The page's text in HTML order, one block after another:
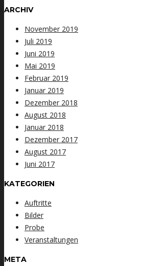
ARCHIV
November 2019
Juli 2019
Juni 2019
Mai 2019
Februar 2019
Januar 2019
Dezember 2018
August 2018
Januar 2018
Dezember 2017
August 2017
Juni 2017
KATEGORIEN
Auftritte
Bilder
Probe
Veranstaltungen
META